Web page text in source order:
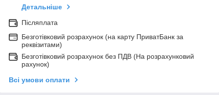
Детальніше
Післяплата
Безготівковий розрахунок (на карту ПриватБанк за
реквізитами)
Безготівковий розрахунок без ПДВ (На розрахунковий
рахунок)
Всі умови оплати